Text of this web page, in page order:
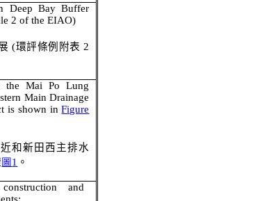
Deep Bay Buffer
2 of the EIAO)
(環評條例附表 2
the Mai Po Lung
Main Drainage
is shown inFigure
和新田西主排水
圖1 。
and